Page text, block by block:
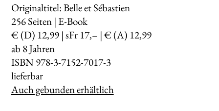
Originaltitel: Belle et Sébastien
256Seiten | E-Book
€ (D) 12,99 | sFr 17,– | € (A) 12,99
ab 8 Jahren
ISBN 978-3-7152-7017-3
lieferbar
Auch gebunden erhältlich